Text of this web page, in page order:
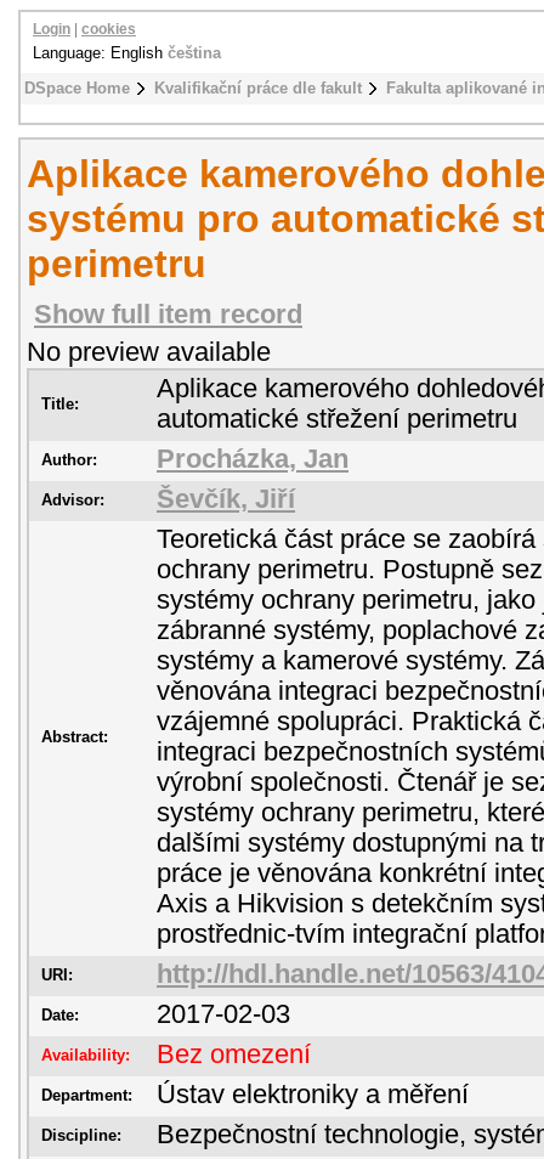
DSpace Home Kvalifikační práce dle fakult Fakulta aplikované
Login cookies
Language: English čeština
Aplikace kamerového
systému pro automatické
perimetru
Show full item record
No preview available
Title:
Aplikace kamerového
automatické střežení perimetru
Author: Procházka, Jan
Advisor: Ševčík, Jiří
Abstract:
Teoretická část práce se
ochrany perimetru. Postupně
systémy ochrany perimetru,
zábranné systémy, poplachové
systémy a kamerové systémy.
věnována integraci
vzájemné spolupráci. Praktická
integraci bezpečnostních
výrobní společnosti. Čtenář je
systémy ochrany perimetru,
dalšími systémy dostupnými na
práce je věnována konkrétní
Axis a Hikvision s detekčním
prostřednic-tvím integrační
URI: http://hdl.handle.net/10563/
Date: 2017-02-03
Availability: Bez omezení
Department: Ústav elektroniky a měření
Discipline: Bezpečnostní technologie,